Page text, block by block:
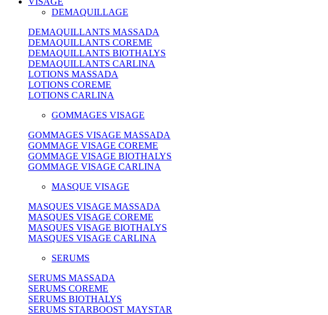
DEMAQUILLAGE
DEMAQUILLANTS MASSADA
DEMAQUILLANTS COREME
DEMAQUILLANTS BIOTHALYS
DEMAQUILLANTS CARLINA
LOTIONS MASSADA
LOTIONS COREME
LOTIONS CARLINA
GOMMAGES VISAGE
GOMMAGES VISAGE MASSADA
GOMMAGE VISAGE COREME
GOMMAGE VISAGE BIOTHALYS
GOMMAGE VISAGE CARLINA
MASQUE VISAGE
MASQUES VISAGE MASSADA
MASQUES VISAGE COREME
MASQUES VISAGE BIOTHALYS
MASQUES VISAGE CARLINA
SERUMS
SERUMS MASSADA
SERUMS COREME
SERUMS BIOTHALYS
SERUMS STARBOOST MAYSTAR